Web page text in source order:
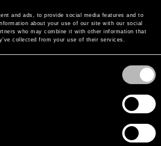
and ads, to provide social media features and to
about your use of our site with our social
who may combine it with other information that
collected from your use of their services.